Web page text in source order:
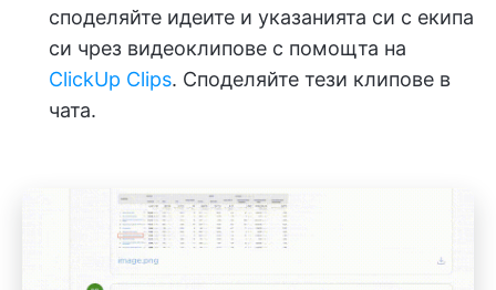
споделяйте идеите и указанията си с екипа
си чрез видеоклипове с помощта на
ClickUp Clips. Споделяйте тези клипове в
чата.